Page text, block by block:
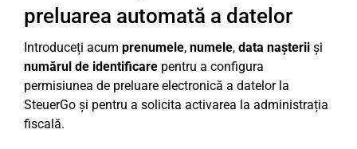
preluarea automată a datelor
Introduceți acum prenumele, numele, data nașterii și
numărul de identificare pentru a configura
permisiunea de preluare electronică a datelor la
SteuerGo și pentru a solicita activarea la administrația
fiscală.